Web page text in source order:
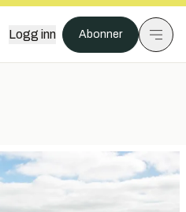
Logg inn Abonner